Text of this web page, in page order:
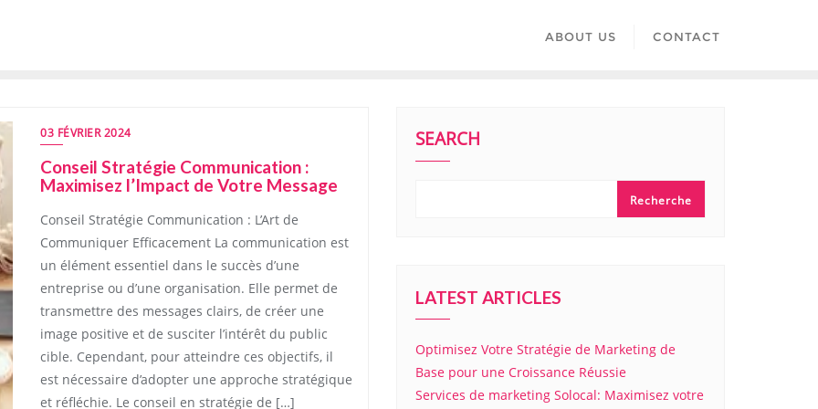
ABOUT US CONTACT
03 FÉVRIER 2024
Conseil Stratégie Communication :
Maximisez l’Impact de Votre Message
Conseil Stratégie Communication : L’Art de
Communiquer Efficacement La communication est
un élément essentiel dans le succès d’une
entreprise ou d’une organisation. Elle permet de
transmettre des messages clairs, de créer une
image positive et de susciter l’intérêt du public
cible. Cependant, pour atteindre ces objectifs, il
est nécessaire d’adopter une approche stratégique
et réfléchie. Le conseil en stratégie de […]
SEARCH
Recherche
LATEST ARTICLES
Optimisez Votre Stratégie de Marketing de
Base pour une Croissance Réussie
Services de marketing Solocal: Maximisez votre